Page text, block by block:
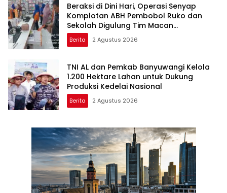
Beraksi di Dini Hari, Operasi Senyap
Komplotan ABH Pembobol Ruko dan
Sekolah Digulung Tim Macan
Blambangan
Berita 2 Agustus 2026
TNI AL dan Pemkab Banyuwangi Kelola
1.200 Hektare Lahan untuk Dukung
Produksi Kedelai Nasional
Berita 2 Agustus 2026